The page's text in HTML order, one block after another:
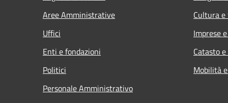
Aree Amministrative
Uffici
Enti e fondazioni
Politici
Personale Amministrativo
Cultura
Imprese
Catasto
Mobilità